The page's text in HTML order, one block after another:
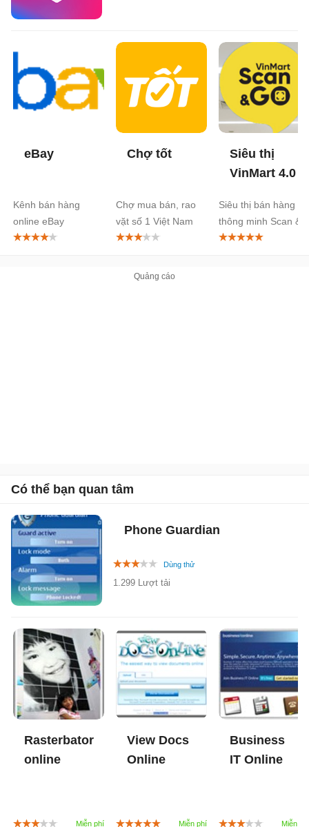
eBay
Kênh bán hàng
online eBay
Chợ tốt
Chợ mua bán, rao
vặt số 1 Việt Nam
Siêu thị
VinMart 4.0
Siêu thị bán hàng
thông minh Scan &
Go của VinMart
Có thể bạn quan tâm
Phone Guardian
1.299 Lượt tải
Rasterbator
online
View Docs
Online
Business
IT Online